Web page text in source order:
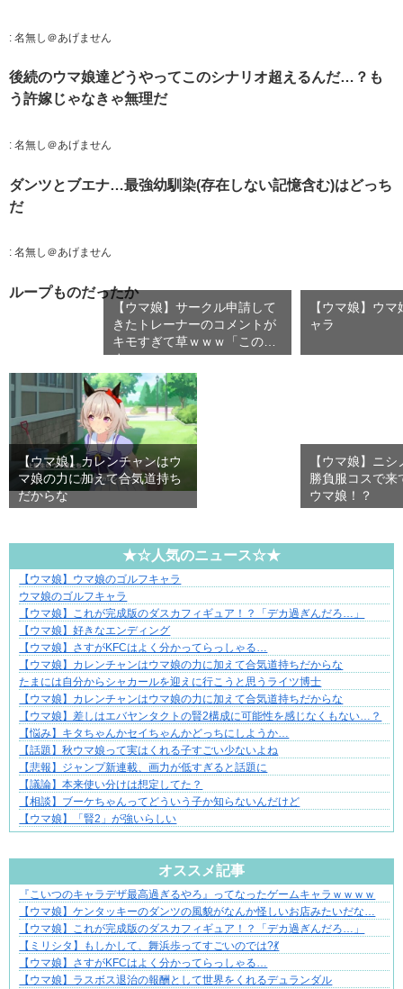
: 名無し＠あげません
後続のウマ娘達どうやってこのシナリオ超えるんだ…？も
う許嫁じゃなきゃ無理だ
: 名無し＠あげません
ダンツとブエナ…最強幼馴染(存在しない記憶含む)はどっち
だ
: 名無し＠あげません
ループものだったか
【ウマ娘】サークル申請して
きたトレーナーのコメントが
キモすぎて草ｗｗｗ「このま
ま…
【ウマ娘】ウ
ャラ
【ウマ娘】カレンチャンはウ
マ娘の力に加えて合気道持ち
だからな
【ウマ娘】ニ
勝負服コスで来
ウマ娘！？
★☆人気のニュース☆★
爽やか青年に忍び寄るストーカー疑惑
【ウマ娘】ウマ娘のゴルフキャラ
ウマ娘のゴルフキャラ
【ウマ娘】これが完成版のダスカフィギュア！？「デカ過ぎんだろ…」
【ウマ娘】好きなエンディング
【ウマ娘】さすがKFCはよく分かってらっしゃる…
【ウマ娘】カレンチャンはウマ娘の力に加えて合気道持ちだからな
たまには自分からシャカールを迎えに行こうと思うライツ博士
【ウマ娘】カレンチャンはウマ娘の力に加えて合気道持ちだからな
【ウマ娘】差しはエバヤンタクトの賢2構成に可能性を感じなくもない…？
【悩み】キタちゃんかセイちゃんかどっちにしようか…
【話題】秋ウマ娘って実はくれる子すごい少ないよね
【悲報】ジャンプ新連載、画力が低すぎると話題に
【議論】本来使い分けは想定してた？
【相談】ブーケちゃんってどういう子か知らないんだけど
【ウマ娘】「賢2」が強いらしい
オススメ記事
小さなすれ違いが、夫を追い詰めていく
『こいつのキャラデザ最高過ぎるやろ』ってなったゲームキャラｗｗｗｗ
【ウマ娘】ケンタッキーのダンツの風貌がなんか怪しいお店みたいだな…
【ウマ娘】これが完成版のダスカフィギュア！？「デカ過ぎんだろ…」
【ミリシタ】もしかして、舞浜歩ってすごいのでは?💃
【ウマ娘】さすがKFCはよく分かってらっしゃる…
【ウマ娘】ラスボス退治の報酬として世界をくれるデュランダル